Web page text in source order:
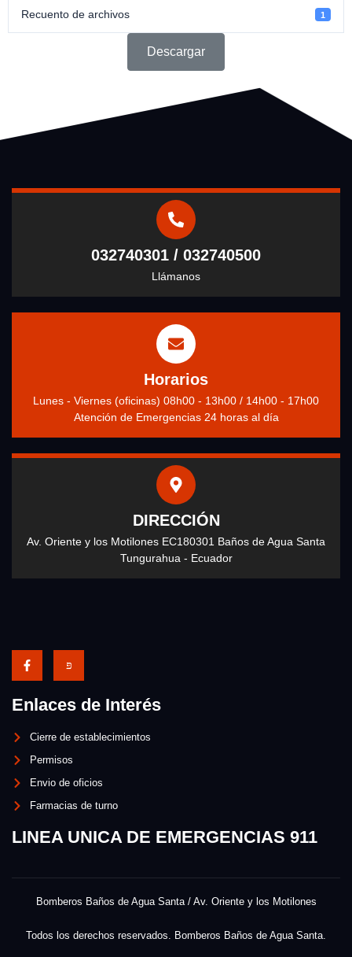
Recuento de archivos 1
Descargar
032740301 / 032740500
Llámanos
Horarios
Lunes - Viernes (oficinas) 08h00 - 13h00 / 14h00 - 17h00
Atención de Emergencias 24 horas al día
DIRECCIÓN
Av. Oriente y los Motilones EC180301 Baños de Agua Santa
Tungurahua - Ecuador
Enlaces de Interés
Cierre de establecimientos
Permisos
Envio de oficios
Farmacias de turno
LINEA UNICA DE EMERGENCIAS 911
Bomberos Baños de Agua Santa / Av. Oriente y los Motilones
Todos los derechos reservados. Bomberos Baños de Agua Santa.